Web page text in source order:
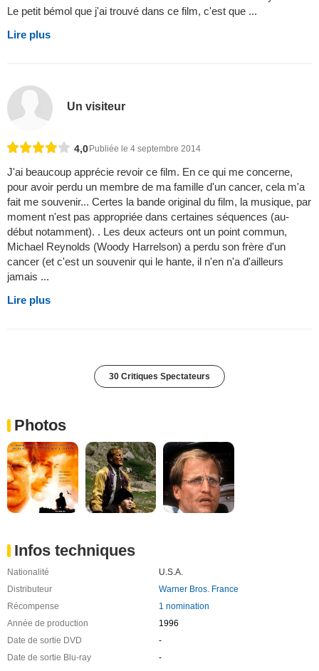
Le petit bémol que j'ai trouvé dans ce film, c'est que ...
Lire plus
Un visiteur
4,0 Publiée le 4 septembre 2014
J'ai beaucoup apprécie revoir ce film. En ce qui me concerne,
pour avoir perdu un membre de ma famille d'un cancer, cela m'a
fait me souvenir... Certes la bande original du film, la musique, par
moment n'est pas appropriée dans certaines séquences (au-
début notamment). . Les deux acteurs ont un point commun,
Michael Reynolds (Woody Harrelson) a perdu son frère d'un
cancer (et c'est un souvenir qui le hante, il n'en n'a d'ailleurs
jamais ...
Lire plus
30 Critiques Spectateurs
Photos
Infos techniques
Nationalité
U.S.A.
Distributeur
Warner Bros. France
Récompense
1 nomination
Année de production
1996
Date de sortie DVD
-
Date de sortie Blu-ray
-